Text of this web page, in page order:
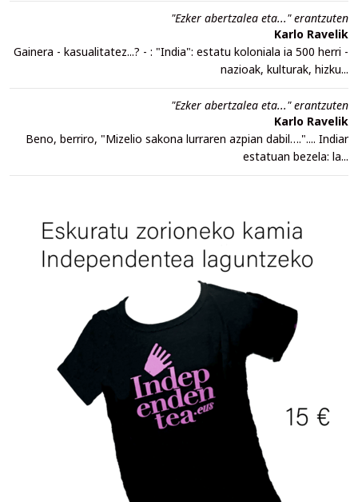
"Ezker abertzalea eta..." erantzuten
Karlo Ravelik
Gainera - kasualitatez...? - : "India": estatu koloniala ia 500 herri -
nazioak, kulturak, hizku...
"Ezker abertzalea eta..." erantzuten
Karlo Ravelik
Beno, berriro, "Mizelio sakona lurraren azpian dabil….".... Indiar
estatuan bezela: la...